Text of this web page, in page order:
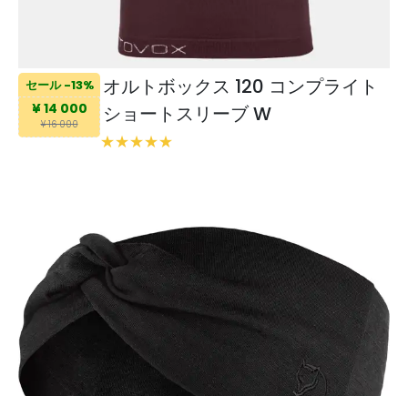
セール -13%
¥ 14 000
¥ 16 000
オルトボックス 120 コンプライト
ショートスリーブ W